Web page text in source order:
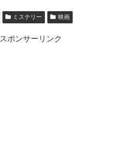
ミステリー 映画
スポンサーリンク